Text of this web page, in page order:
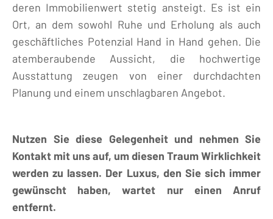
deren Immobilienwert stetig ansteigt. Es ist ein
Ort, an dem sowohl Ruhe und Erholung als auch
geschäftliches Potenzial Hand in Hand gehen. Die
atemberaubende Aussicht, die hochwertige
Ausstattung zeugen von einer durchdachten
Planung und einem unschlagbaren Angebot.
Nutzen Sie diese Gelegenheit und nehmen Sie
Kontakt mit uns auf, um diesen Traum Wirklichkeit
werden zu lassen. Der Luxus, den Sie sich immer
gewünscht haben, wartet nur einen Anruf
entfernt.